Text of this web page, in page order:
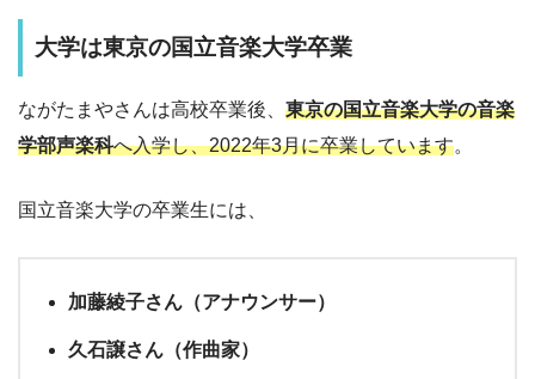
大学は東京の国立音楽大学卒業
ながたまやさんは高校卒業後、 東京の国立音楽大学の音楽
学部声楽科へ入学し、2022年3月に卒業しています。
国立音楽大学の卒業生には、
加藤綾子さん（アナウンサー）
久石譲さん（作曲家）